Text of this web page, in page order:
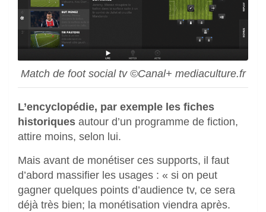
Match de foot social tv ©Canal+ mediaculture.fr
L’encyclopédie, par exemple les fiches
historiques autour d’un programme de fiction,
attire moins, selon lui.
Mais avant de monétiser ces supports, il faut
d’abord massifier les usages : « si on peut
gagner quelques points d’audience tv, ce sera
déjà très bien; la monétisation viendra après.